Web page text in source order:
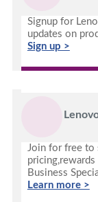
Signup for
updates on
Sign up >
Join for free to
Business
Learn more >